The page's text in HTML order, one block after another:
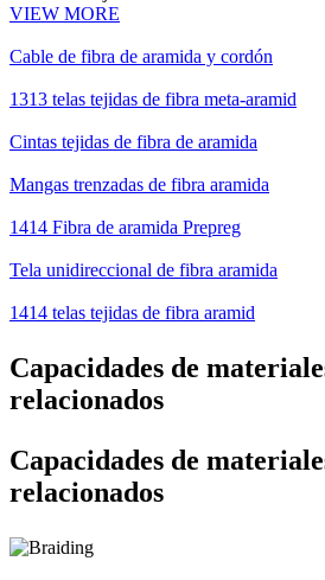
VIEW MORE
Cable de fibra de aramida y cordón
1313 telas tejidas de fibra meta-aramid
Cintas tejidas de fibra de aramida
Mangas trenzadas de fibra aramida
1414 Fibra de aramida Prepreg
Tela unidireccional de fibra aramida
1414 telas tejidas de fibra aramid
Capacidades de
relacionados
Capacidades de
relacionados